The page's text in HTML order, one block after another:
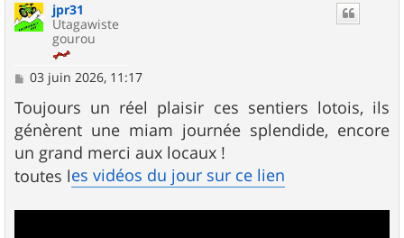
jpr31
Utagawiste
gourou
M
s
s
a
g
e
03 juin 2026, 11:17
Toujours un réel plaisir ces sentiers lotois, ils
génèrent une miam journée splendide, encore
un grand merci aux locaux !
toutes les vidéos du jour sur ce lien